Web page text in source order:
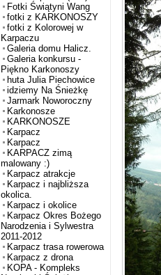
Fotki Świątyni Wang
fotki z KARKONOSZY
fotki z Kolorowej w
Karpaczu
Galeria domu Halicz.
Galeria konkursu -
Piękno Karkonoszy
huta Julia Piechowice
idziemy Na Śnieżkę
Jarmark Noworoczny
Karkonosze
KARKONOSZE
Karpacz
Karpacz
KARPACZ zimą
malowany :)
Karpacz atrakcje
Karpacz i najbliższa
okolica.
Karpacz i okolice
Karpacz Okres Bożego
Narodzenia i Sylwestra
2011-2012
Karpacz trasa rowerowa
Karpacz z drona
KOPA - Kompleks